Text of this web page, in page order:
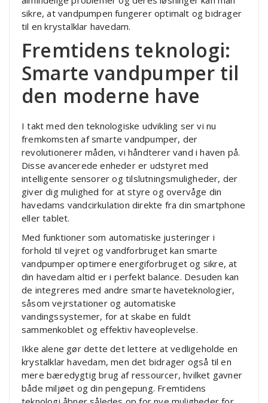
sikre, at vandpumpen fungerer optimalt og bidrager
til en krystalklar havedam.
Fremtidens teknologi:
Smarte vandpumper til
den moderne have
I takt med den teknologiske udvikling ser vi nu
fremkomsten af smarte vandpumper, der
revolutionerer måden, vi håndterer vand i haven på.
Disse avancerede enheder er udstyret med
intelligente sensorer og tilslutningsmuligheder, der
giver dig mulighed for at styre og overvåge din
havedams vandcirkulation direkte fra din smartphone
eller tablet.
Med funktioner som automatiske justeringer i
forhold til vejret og vandforbruget kan smarte
vandpumper optimere energiforbruget og sikre, at
din havedam altid er i perfekt balance. Desuden kan
de integreres med andre smarte haveteknologier,
såsom vejrstationer og automatiske
vandingssystemer, for at skabe en fuldt
sammenkoblet og effektiv haveoplevelse.
Ikke alene gør dette det lettere at vedligeholde en
krystalklar havedam, men det bidrager også til en
mere bæredygtig brug af ressourcer, hvilket gavner
både miljøet og din pengepung. Fremtidens